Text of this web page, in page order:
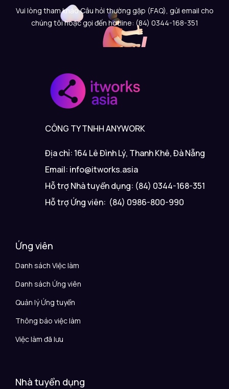
Vui lòng tham khảo Câu hỏi thường gặp (FAQ), gửi email cho
chúng tôi hoặc gọi đến hotline: (84) 0344-168-351
CÔNG TY TNHH ANYWORK
Địa chỉ: 164 Lê Đình Lý, Thanh Khê, Đà Nẵng
Email: info@itworks.asia
Hỗ trợ Nhà tuyển dụng: (84) 0344-168-351
Hỗ trợ Ứng viên: (84) 0986-800-990
Ứng viên
Danh sách Việc làm
Danh sách Ứng viên
Quản lý Ứng tuyển
Thông báo việc làm
Việc làm đã lưu
Nhà tuyển dụng